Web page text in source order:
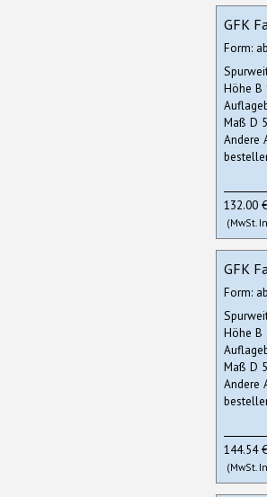
GFK
Form:
Höhe B
Maß D
Andere
132.00 €
(MwSt.
GFK
Form:
Höhe B
Maß D
Andere
144.54 €
(MwSt.